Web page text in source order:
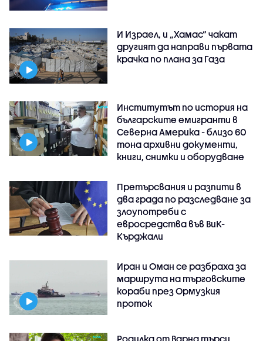
И Израел, и „Хамас“ чакат
другият да направи първата
крачка по плана за Газа
Институтът по история на
българските емигранти в
Северна Америка - близо 60
тона архивни документи,
книги, снимки и оборудване
Претърсвания и разпити в
два града по разследване за
злоупотреби с
евросредства във ВиК-
Кърджали
Иран и Оман се разбраха за
маршрута на търговските
кораби през Ормузкия
проток